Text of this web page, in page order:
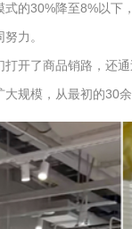
的30%降至8%以下
力。
开了商品销路，还
规模，从最初的30